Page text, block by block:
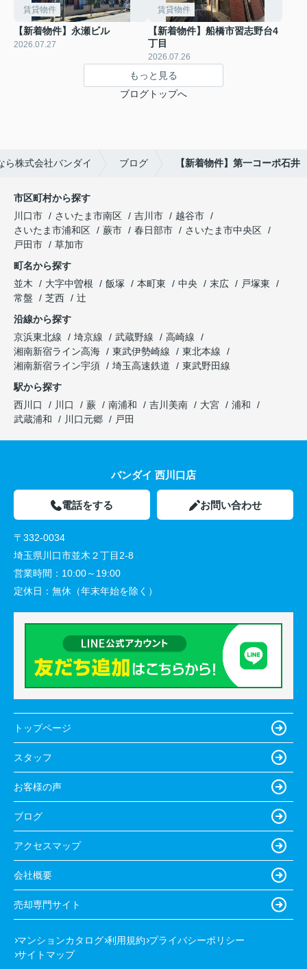
賃貸物件
【新着物件】永瀬ビル
2026.07.27
賃貸物件
【新着物件】船橋市習志野台4
丁目
2026.07.26
もっと見る
ブログトップへ
ら株式会社バンダイ ブログ 【新着物件】第一コーポ石井
市区町村から探す
川口市
さいたま市南区 吉川市
越谷市
さいたま市浦和区
蕨市 春日部市
さいたま市中央区
戸田市
草加市
町名から探す
並木
大字中曽根 飯塚 本町東 中央 末広
戸塚東
常盤
芝西
辻
沿線から探す
京浜東北線
埼京線 武蔵野線
高崎線
湘南新宿ライン高海
東武伊勢崎線
東北本線
湘南新宿ライン宇須
埼玉高速鉄道
東武野田線
駅から探す
西川口
川口 蕨 南浦和 吉川美南 大宮
浦和
武蔵浦和
川口元郷 戸田
バンダイ 西川口店
電話をする お問い合わせ
〒332-0034
埼玉県川口市並木２丁目2-8
営業時間： 10:00～19:00
定休日： 無休（年末年始を除く）
トップページ
スタッフ
お客様の声
ブログ
アクセスマップ
会社概要
売却専門サイト
マンションカタログ 利用規約 プライバシーポリシー
サイトマップ